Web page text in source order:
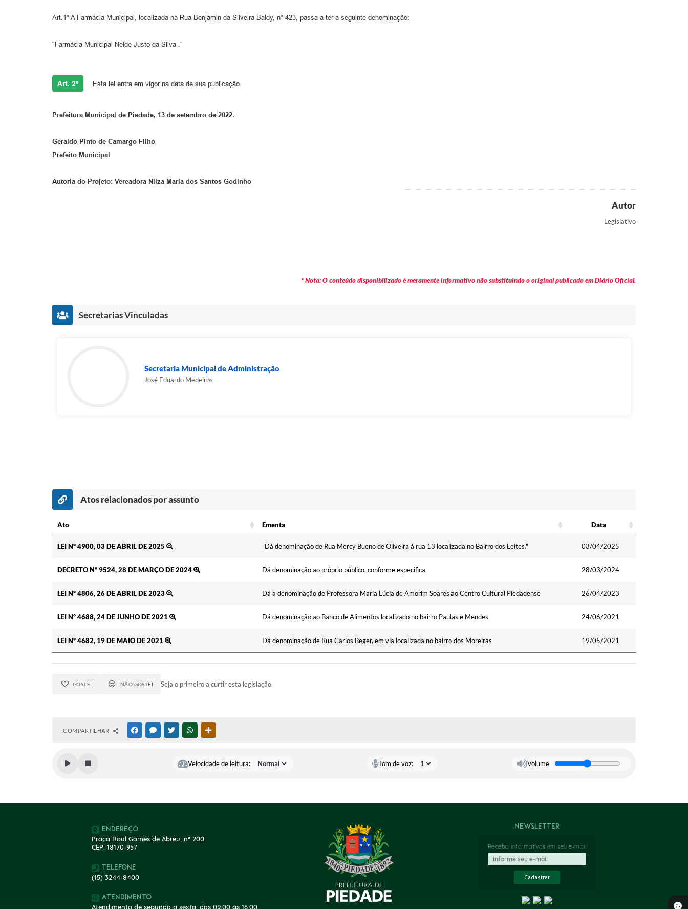
Art.1º A Farmácia Municipal, localizada na Rua Benjamin da Silveira Baldy, nº 423, passa a ter a seguinte denominação:
"Farmácia Municipal Neide Justo da Silva ."
Art. 2º Esta lei entra em vigor na data de sua publicação.
Prefeitura Municipal de Piedade, 13 de setembro de 2022.
Geraldo Pinto de Camargo Filho
Prefeito Municipal
Autoria do Projeto: Vereadora Nilza Maria dos Santos Godinho
Autor
Legislativo
* Nota: O conteúdo disponibilizado é meramente informativo não substituindo o original publicado em Diário Oficial.
Secretarias Vinculadas
Secretaria Municipal de Administração
José Eduardo Medeiros
Atos relacionados por assunto
Ato Ementa
Data
LEI Nº 4900, 03 DE ABRIL DE 2025
"Dá denominação de Rua Mercy Bueno de Oliveira à rua 13 localizada no Bairro dos Leites." 03/04/2025
DECRETO Nº 9524, 28 DE MARÇO DE 2024 Dá denominação ao próprio público, conforme especifica 28/03/2024
LEI Nº 4806, 26 DE ABRIL DE 2023 Dá a denominação de Professora Maria Lúcia de Amorim Soares ao Centro Cultural Piedadense 26/04/2023
LEI Nº 4688, 24 DE JUNHO DE 2021 Dá denominação ao Banco de Alimentos localizado no bairro Paulas e Mendes 24/06/2021
LEI Nº 4682, 19 DE MAIO DE 2021 Dá denominação de Rua Carlos Beger, em via localizada no bairro dos Moreiras 19/05/2021
GOSTEI NÃO GOSTEI Seja o primeiro a curtir esta legislação.
COMPARTILHAR FACEBOOKMESSENGER
TWITTERWHATSAPP
Velocidade de leitura: Tom de voz: Volume
Endereço
Praça Raul Gomes de Abreu, nº 200
CEP: 18170-957
Telefone
(15) 3244-8400
Atendimento
Atendimento de segunda a sexta, das 09:00 às 16:00
Newsletter
Receba informativos em seu e-mail
Cadastrar